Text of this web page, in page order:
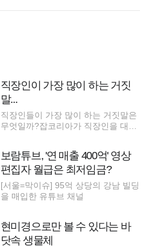
직장인이 가장 많이 하는 거짓
말...
직장인들이 가장 많이 하는 거짓말은
무엇일까?잡코리아가 직장인을 대상
보람튜브, '연 매출 400억' 영상
편집자 월급은 최저임금?
[서울=막이슈] 95억 상당의 강남 빌딩
을 매입한 유튜브 채널
현미경으로만 볼 수 있다는 바
닷속 생물체